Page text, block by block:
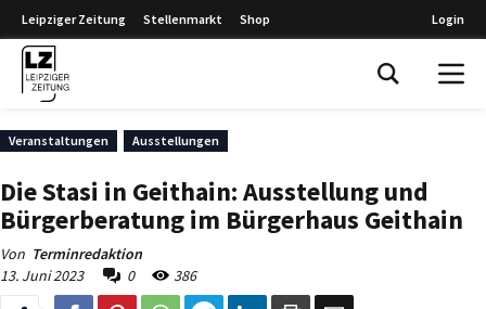
Leipziger Zeitung Stellenmarkt Shop Login
Veranstaltungen Ausstellungen
Die Stasi in Geithain: Ausstellung und
Bürgerberatung im Bürgerhaus Geithain
Von Terminredaktion
13. Juni 2023
0 386